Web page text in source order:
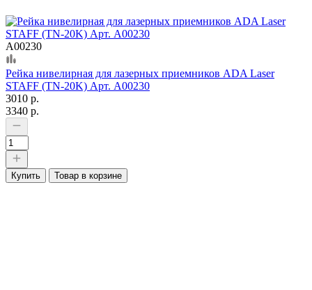
А00230
Рейка нивелирная для лазерных приемников ADA Laser
STAFF (TN-20K) Арт. А00230
3010 р.
3340 р.
Купить Товар в корзине